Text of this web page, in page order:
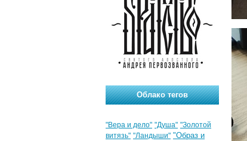
Облако тегов
"Вера и дело" "Душа" "Золотой
витязь" "Ландыши" "Образ и